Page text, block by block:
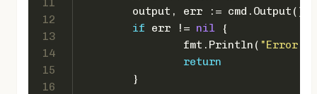
12
13
14
15
16
	output, err := cmd.Output()
if err != nil
{
		fmt.Println(
"Error
return
	}